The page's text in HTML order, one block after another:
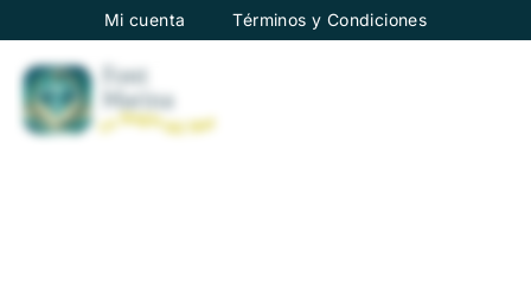
Mi cuenta Términos y Condiciones